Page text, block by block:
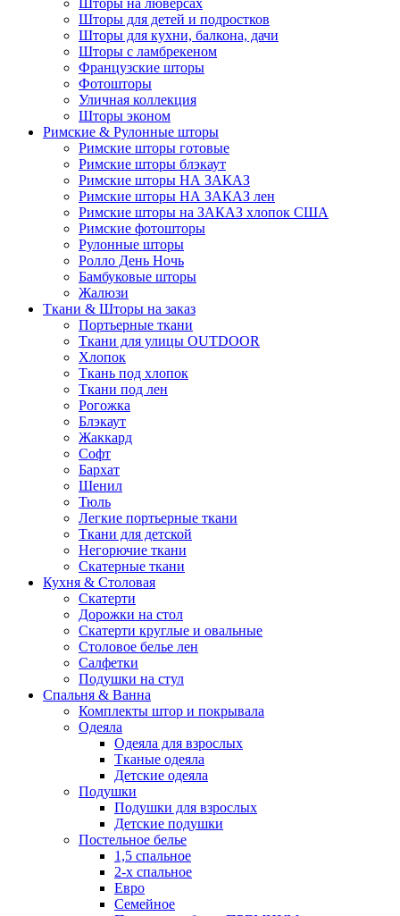
Шторы на люверсах
Шторы для детей и подростков
Шторы для кухни, балкона, дачи
Шторы с ламбрекеном
Французские шторы
Фотошторы
Уличная коллекция
Шторы эконом
Римские & Рулонные шторы
Римские шторы готовые
Римские шторы блэкаут
Римские шторы НА ЗАКАЗ
Римские шторы НА ЗАКАЗ лен
Римские шторы на ЗАКАЗ хлопок США
Римские фотошторы
Рулонные шторы
Ролло День Ночь
Бамбуковые шторы
Жалюзи
Ткани & Шторы на заказ
Портьерные ткани
Ткани для улицы OUTDOOR
Хлопок
Ткань под хлопок
Ткани под лен
Рогожка
Блэкаут
Жаккард
Софт
Бархат
Шенил
Тюль
Легкие портьерные ткани
Ткани для детской
Негорючие ткани
Скатерные ткани
Кухня & Столовая
Скатерти
Дорожки на стол
Скатерти круглые и овальные
Столовое белье лен
Салфетки
Подушки на стул
Спальня & Ванна
Комплекты штор и покрывала
Одеяла
Одеяла для взрослых
Тканые одеяла
Детские одеяла
Подушки
Подушки для взрослых
Детские подушки
Постельное белье
1,5 спальное
2-х спальное
Евро
Семейное